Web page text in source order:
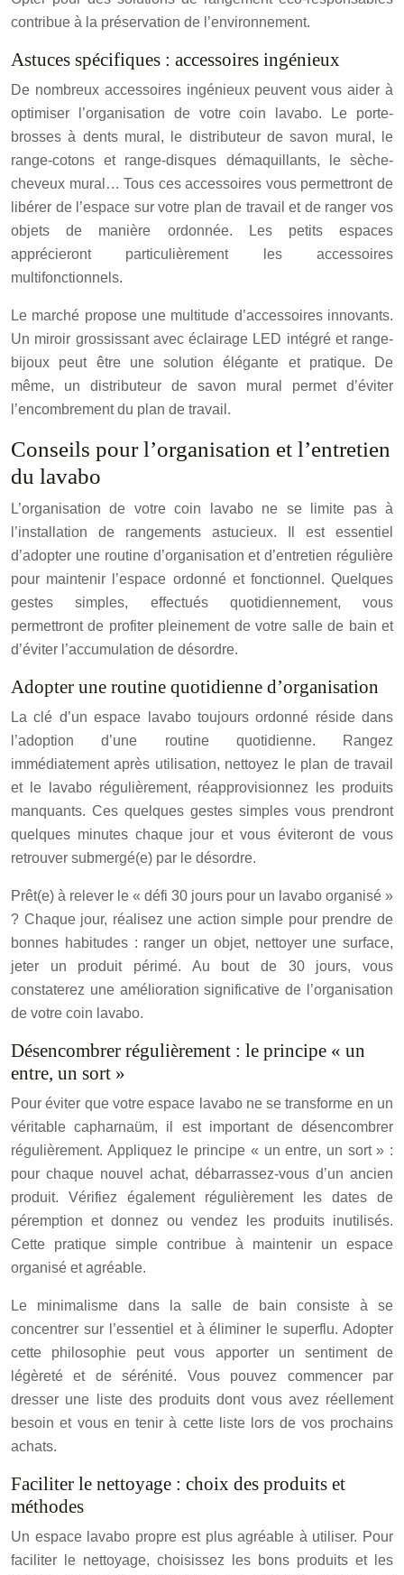
contribue à la préservation de l’environnement.
Astuces spécifiques : accessoires ingénieux
De nombreux accessoires ingénieux peuvent vous aider à
optimiser l’organisation de votre coin lavabo. Le porte-
brosses à dents mural, le distributeur de savon mural, le
range-cotons et range-disques démaquillants, le sèche-
cheveux mural… Tous ces accessoires vous permettront de
libérer de l’espace sur votre plan de travail et de ranger vos
objets de manière ordonnée. Les petits espaces
apprécieront particulièrement les accessoires
multifonctionnels.
Le marché propose une multitude d’accessoires innovants.
Un miroir grossissant avec éclairage LED intégré et range-
bijoux peut être une solution élégante et pratique. De
même, un distributeur de savon mural permet d’éviter
l’encombrement du plan de travail.
Conseils pour l’organisation et l’entretien
du lavabo
L’organisation de votre coin lavabo ne se limite pas à
l’installation de rangements astucieux. Il est essentiel
d’adopter une routine d’organisation et d’entretien régulière
pour maintenir l’espace ordonné et fonctionnel. Quelques
gestes simples, effectués quotidiennement, vous
permettront de profiter pleinement de votre salle de bain et
d’éviter l’accumulation de désordre.
Adopter une routine quotidienne d’organisation
La clé d’un espace lavabo toujours ordonné réside dans
l’adoption d’une routine quotidienne. Rangez
immédiatement après utilisation, nettoyez le plan de travail
et le lavabo régulièrement, réapprovisionnez les produits
manquants. Ces quelques gestes simples vous prendront
quelques minutes chaque jour et vous éviteront de vous
retrouver submergé(e) par le désordre.
Prêt(e) à relever le « défi 30 jours pour un lavabo organisé »
? Chaque jour, réalisez une action simple pour prendre de
bonnes habitudes : ranger un objet, nettoyer une surface,
jeter un produit périmé. Au bout de 30 jours, vous
constaterez une amélioration significative de l’organisation
de votre coin lavabo.
Désencombrer régulièrement : le principe « un
entre, un sort »
Pour éviter que votre espace lavabo ne se transforme en un
véritable capharnaüm, il est important de désencombrer
régulièrement. Appliquez le principe « un entre, un sort » :
pour chaque nouvel achat, débarrassez-vous d’un ancien
produit. Vérifiez également régulièrement les dates de
péremption et donnez ou vendez les produits inutilisés.
Cette pratique simple contribue à maintenir un espace
organisé et agréable.
Le minimalisme dans la salle de bain consiste à se
concentrer sur l’essentiel et à éliminer le superflu. Adopter
cette philosophie peut vous apporter un sentiment de
légèreté et de sérénité. Vous pouvez commencer par
dresser une liste des produits dont vous avez réellement
besoin et vous en tenir à cette liste lors de vos prochains
achats.
Faciliter le nettoyage : choix des produits et
méthodes
Un espace lavabo propre est plus agréable à utiliser. Pour
faciliter le nettoyage, choisissez les bons produits et les